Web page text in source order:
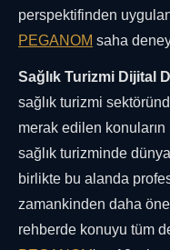
perspektifinden
PEGANOM saha
Sağlık Turizmi Dijital
sağlık turizmi
merak edilen
sağlık turizminde
birlikte bu alanda
zamankinden daha
rehberde konuyu tüm